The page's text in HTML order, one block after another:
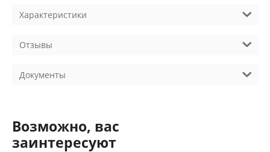
Характеристики
Отзывы
Документы
Возможно, вас
заинтересуют